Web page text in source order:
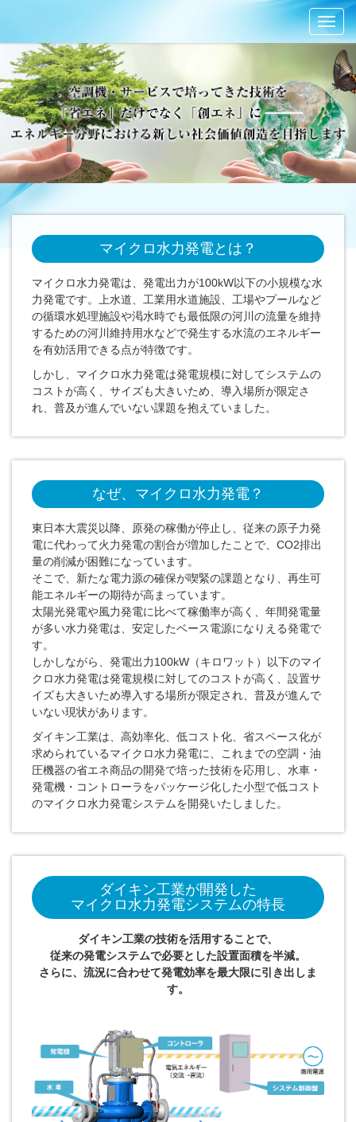
マイクロ水力発電とは？
マイクロ水力発電は、発電出力が100kW以下の小規模な水
力発電です。上水道、工業用水道施設、工場やプールなど
の循環水処理施設や渇水時でも最低限の河川の流量を維持
するための河川維持用水などで発生する水流のエネルギー
を有効活用できる点が特徴です。
しかし、マイクロ水力発電は発電規模に対してシステムの
コストが高く、サイズも大きいため、導入場所が限定さ
れ、普及が進んでいない課題を抱えていました。
なぜ、マイクロ水力発電？
東日本大震災以降、原発の稼働が停止し、従来の原子力発
電に代わって火力発電の割合が増加したことで、CO2排出
量の削減が困難になっています。
そこで、新たな電力源の確保が喫緊の課題となり、再生可
能エネルギーの期待が高まっています。
太陽光発電や風力発電に比べて稼働率が高く、年間発電量
が多い水力発電は、安定したベース電源になりえる発電で
す。
しかしながら、発電出力100kW（キロワット）以下のマイ
クロ水力発電は発電規模に対してのコストが高く、設置サ
イズも大きいため導入する場所が限定され、普及が進んで
いない現状があります。
ダイキン工業は、高効率化、低コスト化、省スペース化が
求められているマイクロ水力発電に、これまでの空調・油
圧機器の省エネ商品の開発で培った技術を応用し、水車・
発電機・コントローラをパッケージ化した小型で低コスト
のマイクロ水力発電システムを開発いたしました。
ダイキン工業が開発した
マイクロ水力発電システムの特長
ダイキン工業の技術を活用することで、
従来の発電システムで必要とした設置面積を半減。
さらに、流況に合わせて発電効率を最大限に引き出しま
す。